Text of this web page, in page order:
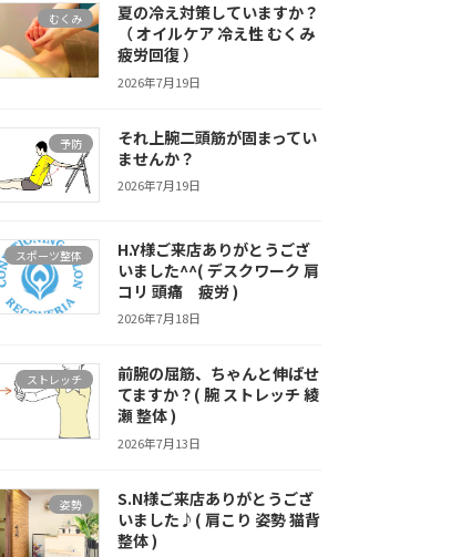
むくみ
夏の冷え対策していますか？
（ オイルケア 冷え性 むくみ
疲労回復 ）
2026年7月19日
予防
それ上腕二頭筋が固まってい
ませんか？
2026年7月19日
スポーツ整体
H.Y様ご来店ありがとうござ
いました^^( デスクワーク 肩
コリ 頭痛 疲労 )
2026年7月18日
ストレッチ
前腕の屈筋、ちゃんと伸ばせ
てますか？( 腕 ストレッチ 綾
瀬 整体 )
2026年7月13日
姿勢
S.N様ご来店ありがとうござ
いました♪( 肩こり 姿勢 猫背
整体 )